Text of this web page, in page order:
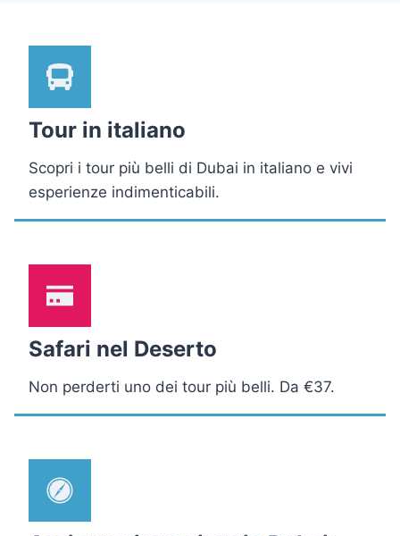
Tour in italiano
Scopri i tour più belli di Dubai in italiano e vivi
esperienze indimenticabili.
Safari nel Deserto
Non perderti uno dei tour più belli. Da €37.